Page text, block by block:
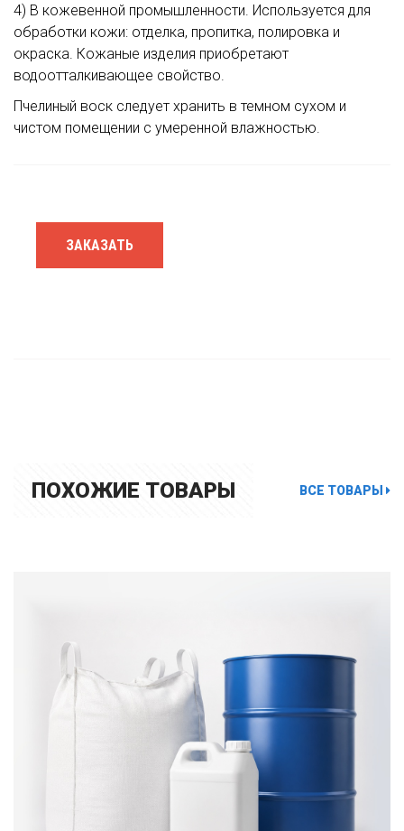
4) В кожевенной промышленности. Используется для
обработки кожи: отделка, пропитка, полировка и
окраска. Кожаные изделия приобретают
водоотталкивающее свойство.
Пчелиный воск следует хранить в темном сухом и
чистом помещении с умеренной влажностью.
ЗАКАЗАТЬ
ПОХОЖИЕ ТОВАРЫ ВСЕ ТОВАРЫ